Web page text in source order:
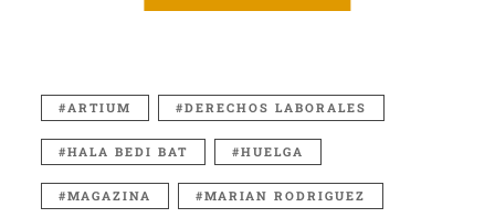
ARTIUM DERECHOS LABORALES
HALA BEDI BAT HUELGA
MAGAZINA MARIAN RODRIGUEZ